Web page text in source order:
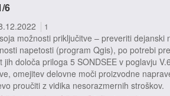
6
1
možnosti priključitve – preveriti
napetosti (program Qgis), po potrebi
jih določa priloga 5 SONDSEE v poglavju
omejitev delovne moči proizvodne
proučiti z vidika nesorazmernih stroškov.